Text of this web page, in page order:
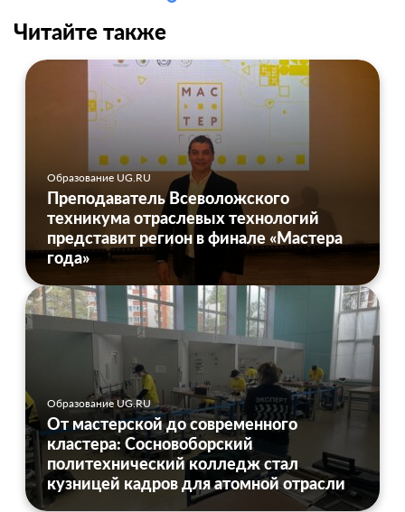
Читайте также
Образование UG.RU
Преподаватель Всеволожского
техникума отраслевых технологий
представит регион в финале «Мастера
года»
Образование UG.RU
От мастерской до современного
кластера: Сосновоборский
политехнический колледж стал
кузницей кадров для атомной отрасли